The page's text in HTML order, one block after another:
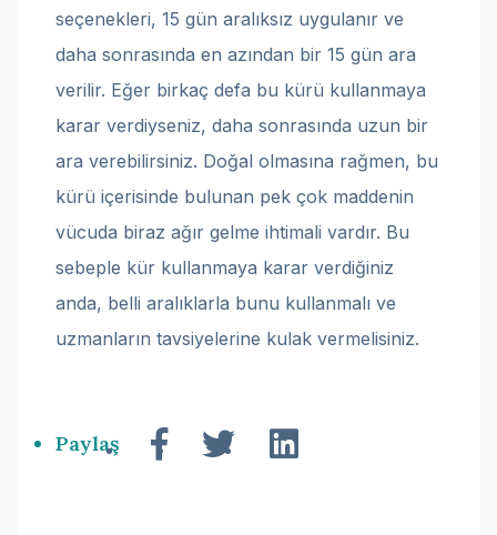
seçenekleri, 15 gün aralıksız uygulanır ve
daha sonrasında en azından bir 15 gün ara
verilir. Eğer birkaç defa bu kürü kullanmaya
karar verdiyseniz, daha sonrasında uzun bir
ara verebilirsiniz. Doğal olmasına rağmen, bu
kürü içerisinde bulunan pek çok maddenin
vücuda biraz ağır gelme ihtimali vardır. Bu
sebeple kür kullanmaya karar verdiğiniz
anda, belli aralıklarla bunu kullanmalı ve
uzmanların tavsiyelerine kulak vermelisiniz.
Paylaş